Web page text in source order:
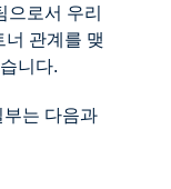
으로서 우리
너 관계를 맺
니다.
부는 다음과